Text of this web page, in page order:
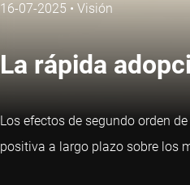
16-07-2025 • Visión
La rápida
Los efectos de segundo orden
positiva a largo plazo sobre los